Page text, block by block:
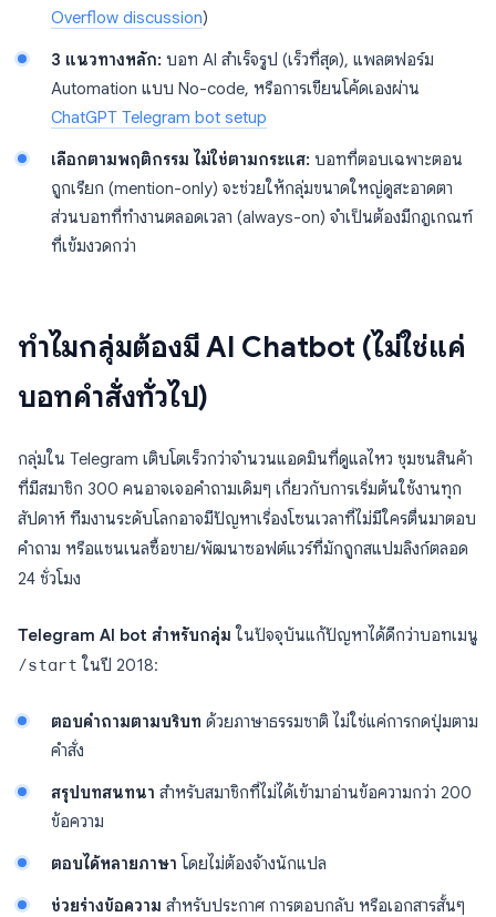
Overflow discussion)
3 แนวทางหลัก: บอท AI สำเร็จรูป (เร็วที่สุด), แพลตฟอร์ม
Automation แบบ No-code, หรือการเขียนโค้ดเองผ่าน
ChatGPT Telegram bot setup
เลือกตามพฤติกรรม ไม่ใช่ตามกระแส: บอทที่ตอบเฉพาะตอน
ถูกเรียก (mention-only) จะช่วยให้กลุ่มขนาดใหญ่ดูสะอาดตา
ส่วนบอทที่ทำงานตลอดเวลา (always-on) จำเป็นต้องมีกฎเกณฑ์
ที่เข้มงวดกว่า
ทำไมกลุ่มต้องมี AI Chatbot (ไม่ใช่แค่
บอทคำสั่งทั่วไป)
กลุ่มใน Telegram เติบโตเร็วกว่าจำนวนแอดมินที่ดูแลไหว ชุมชนสินค้า
ที่มีสมาชิก 300 คนอาจเจอคำถามเดิมๆ เกี่ยวกับการเริ่มต้นใช้งานทุก
สัปดาห์ ทีมงานระดับโลกอาจมีปัญหาเรื่องโซนเวลาที่ไม่มีใครตื่นมาตอบ
คำถาม หรือแชนเนลซื้อขาย/พัฒนาซอฟต์แวร์ที่มักถูกสแปมลิงก์ตลอด
24 ชั่วโมง
Telegram AI bot สำหรับกลุ่ม ในปัจจุบันแก้ปัญหาได้ดีกว่าบอทเมนู
/start ในปี 2018:
ตอบคำถามตามบริบท ด้วยภาษาธรรมชาติ ไม่ใช่แค่การกดปุ่มตาม
คำสั่ง
สรุปบทสนทนา สำหรับสมาชิกที่ไม่ได้เข้ามาอ่านข้อความกว่า 200
ข้อความ
ตอบได้หลายภาษา โดยไม่ต้องจ้างนักแปล
ช่วยร่างข้อความ สำหรับประกาศ การตอบกลับ หรือเอกสารสั้นๆ